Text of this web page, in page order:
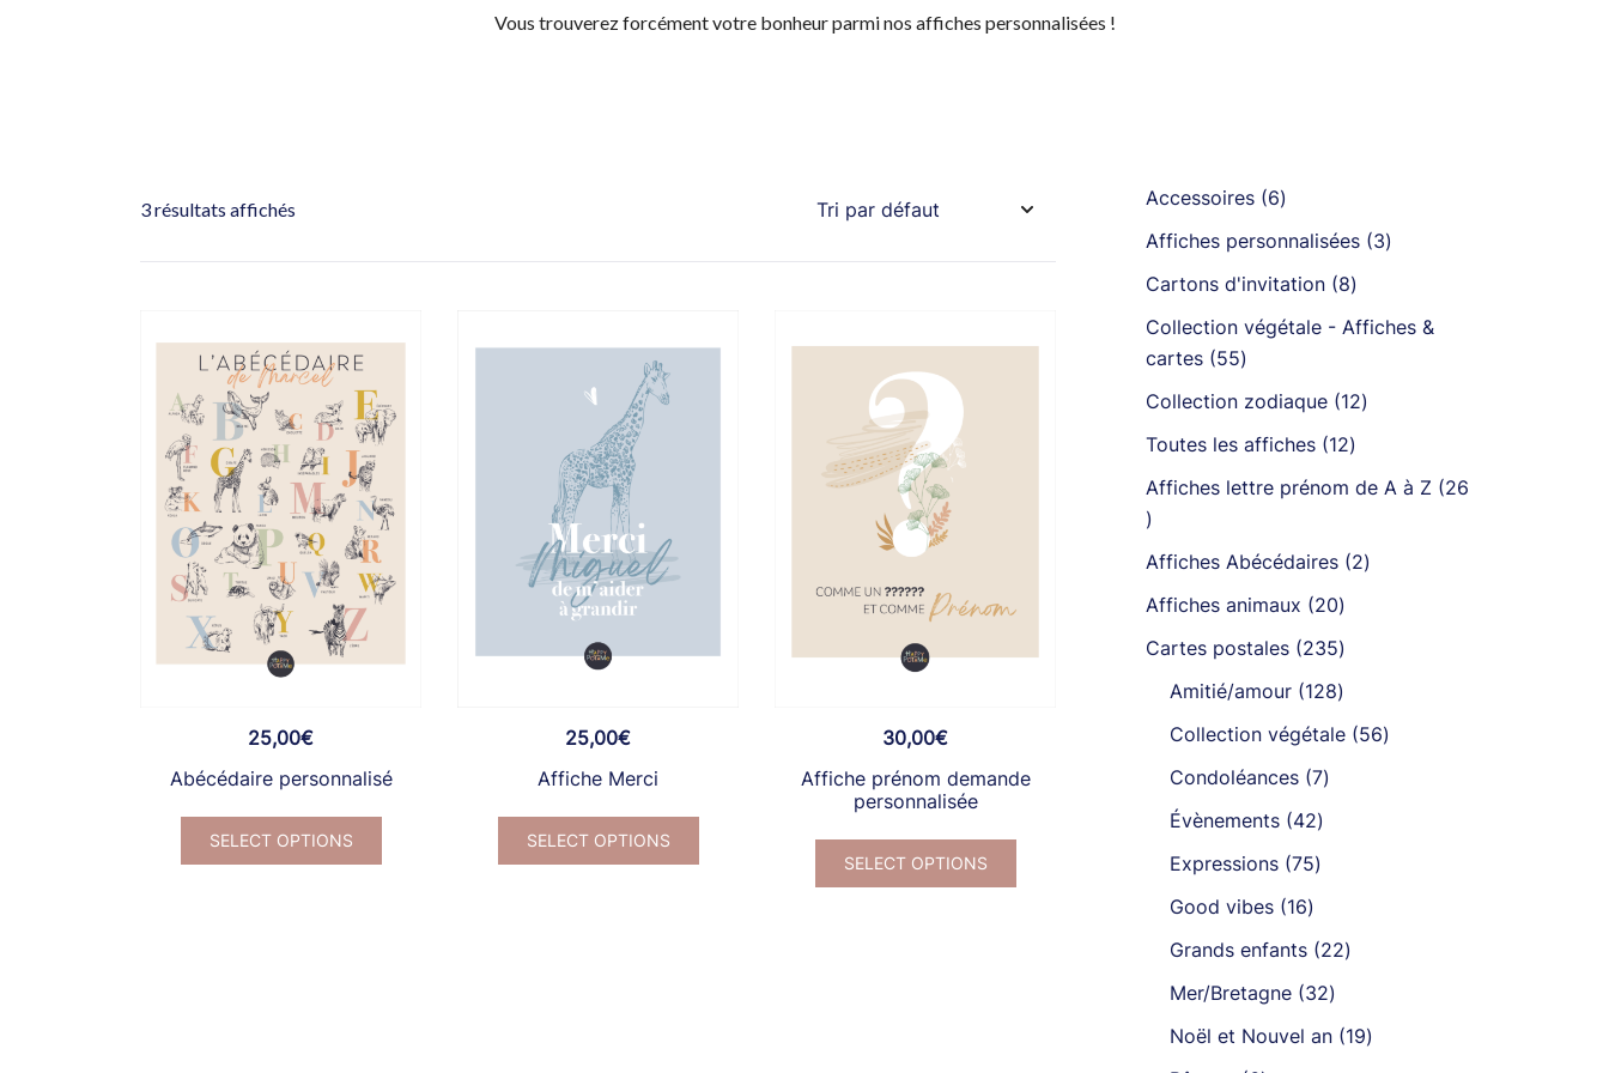
Vous trouverez forcément votre bonheur parmi nos affiches personnalisées !
3 résultats affichés
25,00€
Abécédaire personnalisé
SELECT OPTIONS
Ce
25,00€
Affiche Merci
SELECT OPTIONS
Ce
30,00€
Affiche prénom demande
personnalisée
SELECT OPTIONS
Ce
Accessoires 66
produits
Affiches personnalisées 33
Cartons d'invitation 88
produits
Collection végétale - Affiches &
cartes 5555
produits
Collection zodiaque 1212
Toutes les affiches 1212
produits
Affiches lettre prénom de A à Z
26
26
produits
Affiches Abécédaires 22
Affiches animaux 2020
produits
Cartes postales 235235
produits
Amitié/amour 128128
produits
Collection végétale 5656
Condoléances 77
Évènements 4242
produits
Expressions 7575
Good vibes 1616
produits
Grands enfants 2222
Mer/Bretagne 3232
produits
Noël et Nouvel an 1919